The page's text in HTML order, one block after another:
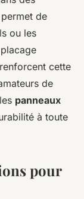
de
ou les
cette
de
panneaux
à toute
pour